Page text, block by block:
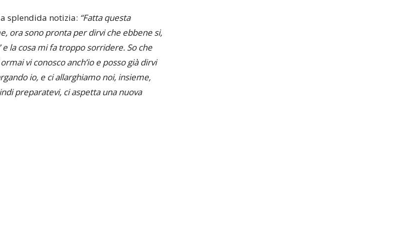
splendida notizia: “Fatta questa
ora sono pronta per dirvi che ebbene si,
la cosa mi fa troppo sorridere. So che
vi conosco anch’io e posso già dirvi
io, e ci allarghiamo noi, insieme,
preparatevi, ci aspetta una nuova